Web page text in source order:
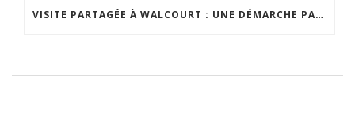
VISITE PARTAGÉE À WALCOURT : UNE DÉMARCHE PARTICIPATIVE ANIMÉE PAR ESPACE ENVIRONNEMENT